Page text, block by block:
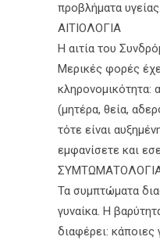
προβλήματα υγείας.
ΑΙΤΙΟΛΟΓΙΑ
Η αιτία του
Μερικές φορές
κληρονομικότητα:
(μητέρα, θεία,
τότε είναι
εμφανίσετε και
Τα συμπτώματα
γυναίκα. Η
διαφέρει: κάποιες